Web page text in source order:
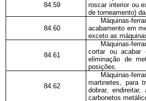
84.59
roscar interior ou
de torneamento)
84.60
Máquinas-
acabamento em
exceto as
84.61
Máquinas-
cortar ou acabar
eliminação de
posições.
84.62
Máquinas-
martinetes, para
dobrar,
carbonetos